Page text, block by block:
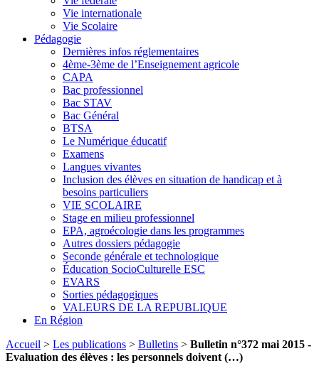
Vie internationale
Vie Scolaire
Pédagogie
Dernières infos réglementaires
4ème-3ème de l’Enseignement agricole
CAPA
Bac professionnel
Bac STAV
Bac Général
BTSA
Le Numérique éducatif
Examens
Langues vivantes
Inclusion des élèves en situation de handicap et à
besoins particuliers
VIE SCOLAIRE
Stage en milieu professionnel
EPA, agroécologie dans les programmes
Autres dossiers pédagogie
Seconde générale et technologique
Éducation SocioCulturelle ESC
EVARS
Sorties pédagogiques
VALEURS DE LA REPUBLIQUE
En Région
Accueil > Les publications > Bulletins > Bulletin n°372 mai 2015 -
Evaluation des élèves : les personnels doivent (…)